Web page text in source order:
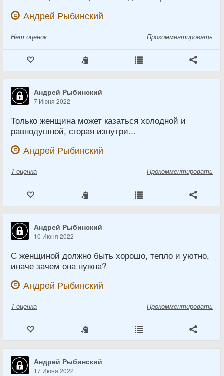
Андрей Рыбинский
Нет оценок Прокомментировать
Андрей Рыбинский
7 Июня 2022
Только женщина может казаться холодной и
равнодушной, сгорая изнутри...
Андрей Рыбинский
1 оценка Прокомментировать
Андрей Рыбинский
10 Июня 2022
С женщиной должно быть хорошо, тепло и уютно,
иначе зачем она нужна?
Андрей Рыбинский
1 оценка Прокомментировать
Андрей Рыбинский
17 Июня 2022